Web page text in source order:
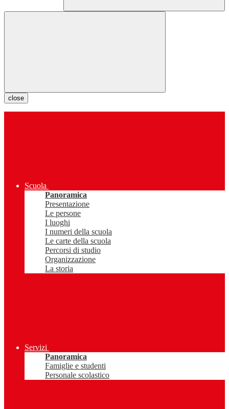
close
Scuola
Panoramica
Presentazione
Le persone
I luoghi
I numeri della scuola
Le carte della scuola
Percorsi di studio
Organizzazione
La storia
Servizi
Panoramica
Famiglie e studenti
Personale scolastico